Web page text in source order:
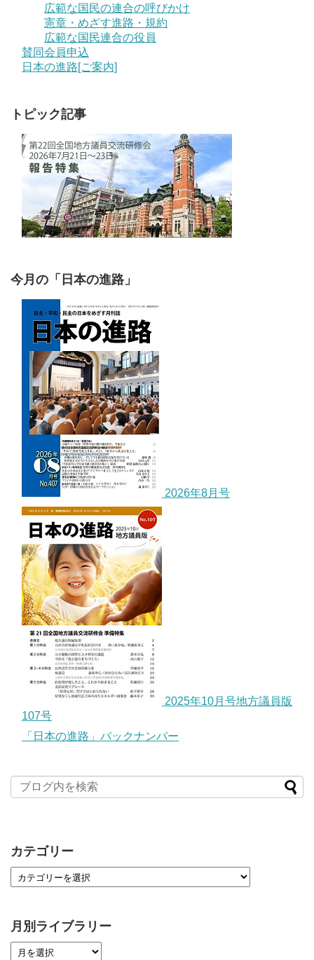
広範な国民の連合の呼びかけ
憲章・めざす進路・規約
広範な国民連合の役員
賛同会員申込
日本の進路[ご案内]
トピック記事
今月の「日本の進路」
2026年8月号
2025年10月号地方議員版
107号
「日本の進路」バックナンバー
カテゴリー
月別ライブラリー